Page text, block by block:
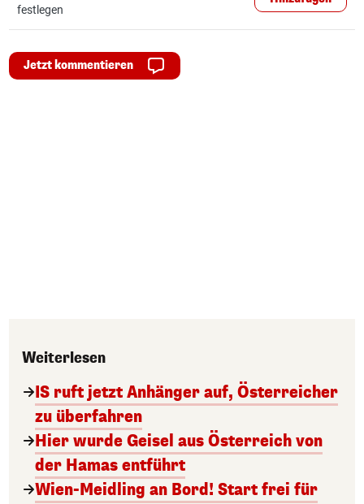
festlegen
Jetzt kommentieren
Weiterlesen
IS ruft jetzt Anhänger auf, Österreicher
zu überfahren
Hier wurde Geisel aus Österreich von
der Hamas entführt
Wien-Meidling an Bord! Start frei für